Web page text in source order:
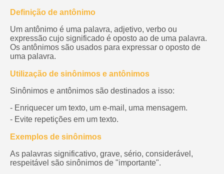
Definição de antônimo
Um antônimo é uma palavra, adjetivo, verbo ou
expressão cujo significado é oposto ao de uma palavra.
Os antônimos são usados para expressar o oposto de
uma palavra.
Utilização de sinônimos e antônimos
Sinônimos e antônimos são destinados a isso:
- Enriquecer um texto, um e-mail, uma mensagem.
- Evite repetições em um texto.
Exemplos de sinônimos
As palavras significativo, grave, sério, considerável,
respeitável são sinônimos de "importante".